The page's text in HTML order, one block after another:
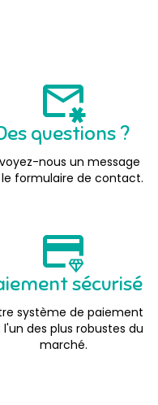
questions ?
nous un message
formulaire de contact.
sécurisé
système de paiement
l'un des plus robustes du
marché.